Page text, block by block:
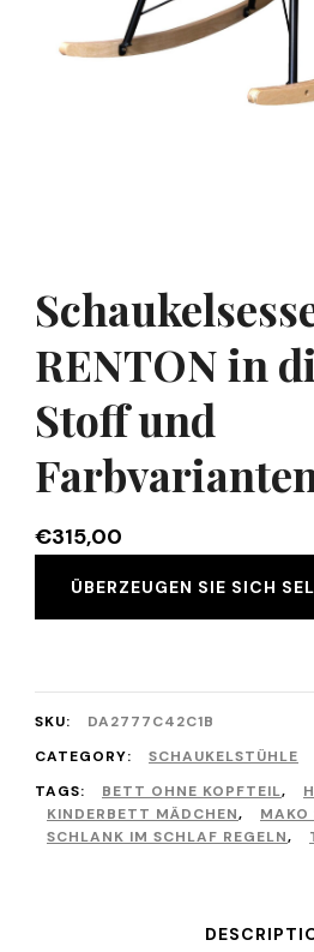
RENTON in
Stoff und
€315,00
ÜBERZEUGEN SIE SICH
SKU:
DA2777C42C1B
CATEGORY:
SCHAUKELSTÜHLE
TAGS:
BETT OHNE KOPFTEIL,
KINDERBETT MÄDCHEN, MAKO
SCHLANK IM SCHLAF REGELN,